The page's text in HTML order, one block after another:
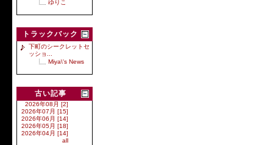
ゆりこ
トラックバック
下町のシークレットセ
ッショ...
Miya\'s News
古い記事
2026年08月 [2]
2026年07月 [15]
2026年06月 [14]
2026年05月 [18]
2026年04月 [14]
all